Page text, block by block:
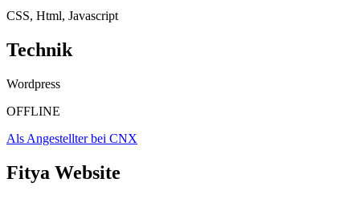
CSS, Html, Javascript
Technik
Wordpress
OFFLINE
Als Angestellter bei CNX
Fitya Website